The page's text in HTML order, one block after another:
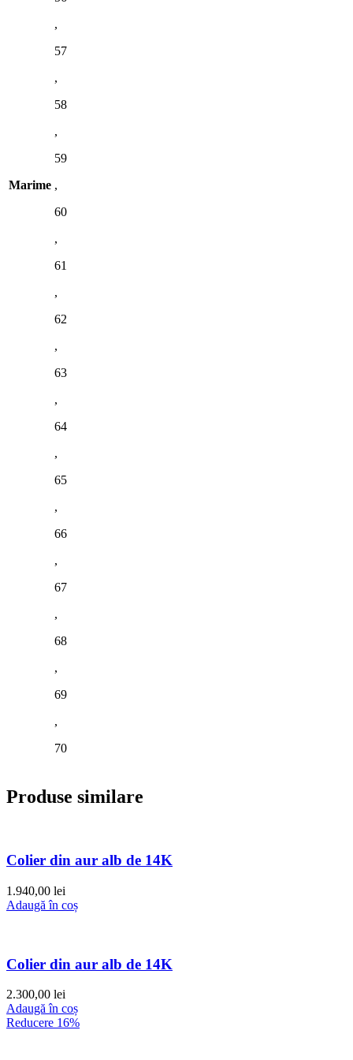
Marime
,
57
,
58
,
59
,
60
,
61
,
62
,
63
,
64
,
65
,
66
,
67
,
68
,
69
,
70
Produse similare
Colier din aur alb de 14K
1.940,00 lei
Adaugă în coș
Colier din aur alb de 14K
2.300,00 lei
Adaugă în coș
Reducere 16%